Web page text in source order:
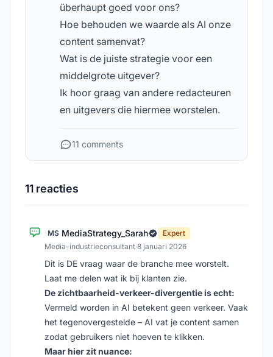
überhaupt goed voor ons?
Hoe behouden we waarde als AI onze
content samenvat?
Wat is de juiste strategie voor een
middelgrote uitgever?
Ik hoor graag van andere redacteuren
en uitgevers die hiermee worstelen.
11 comments
11 reacties
MS MediaStrategy_Sarah
Expert
Media-industrieconsultant·8 januari 2026
Dit is DE vraag waar de branche mee worstelt.
Laat me delen wat ik bij klanten zie.
De zichtbaarheid-verkeer-divergentie is echt:
Vermeld worden in AI betekent geen verkeer. Vaak
het tegenovergestelde – AI vat je content samen
zodat gebruikers niet hoeven te klikken.
Maar hier zit nuance: